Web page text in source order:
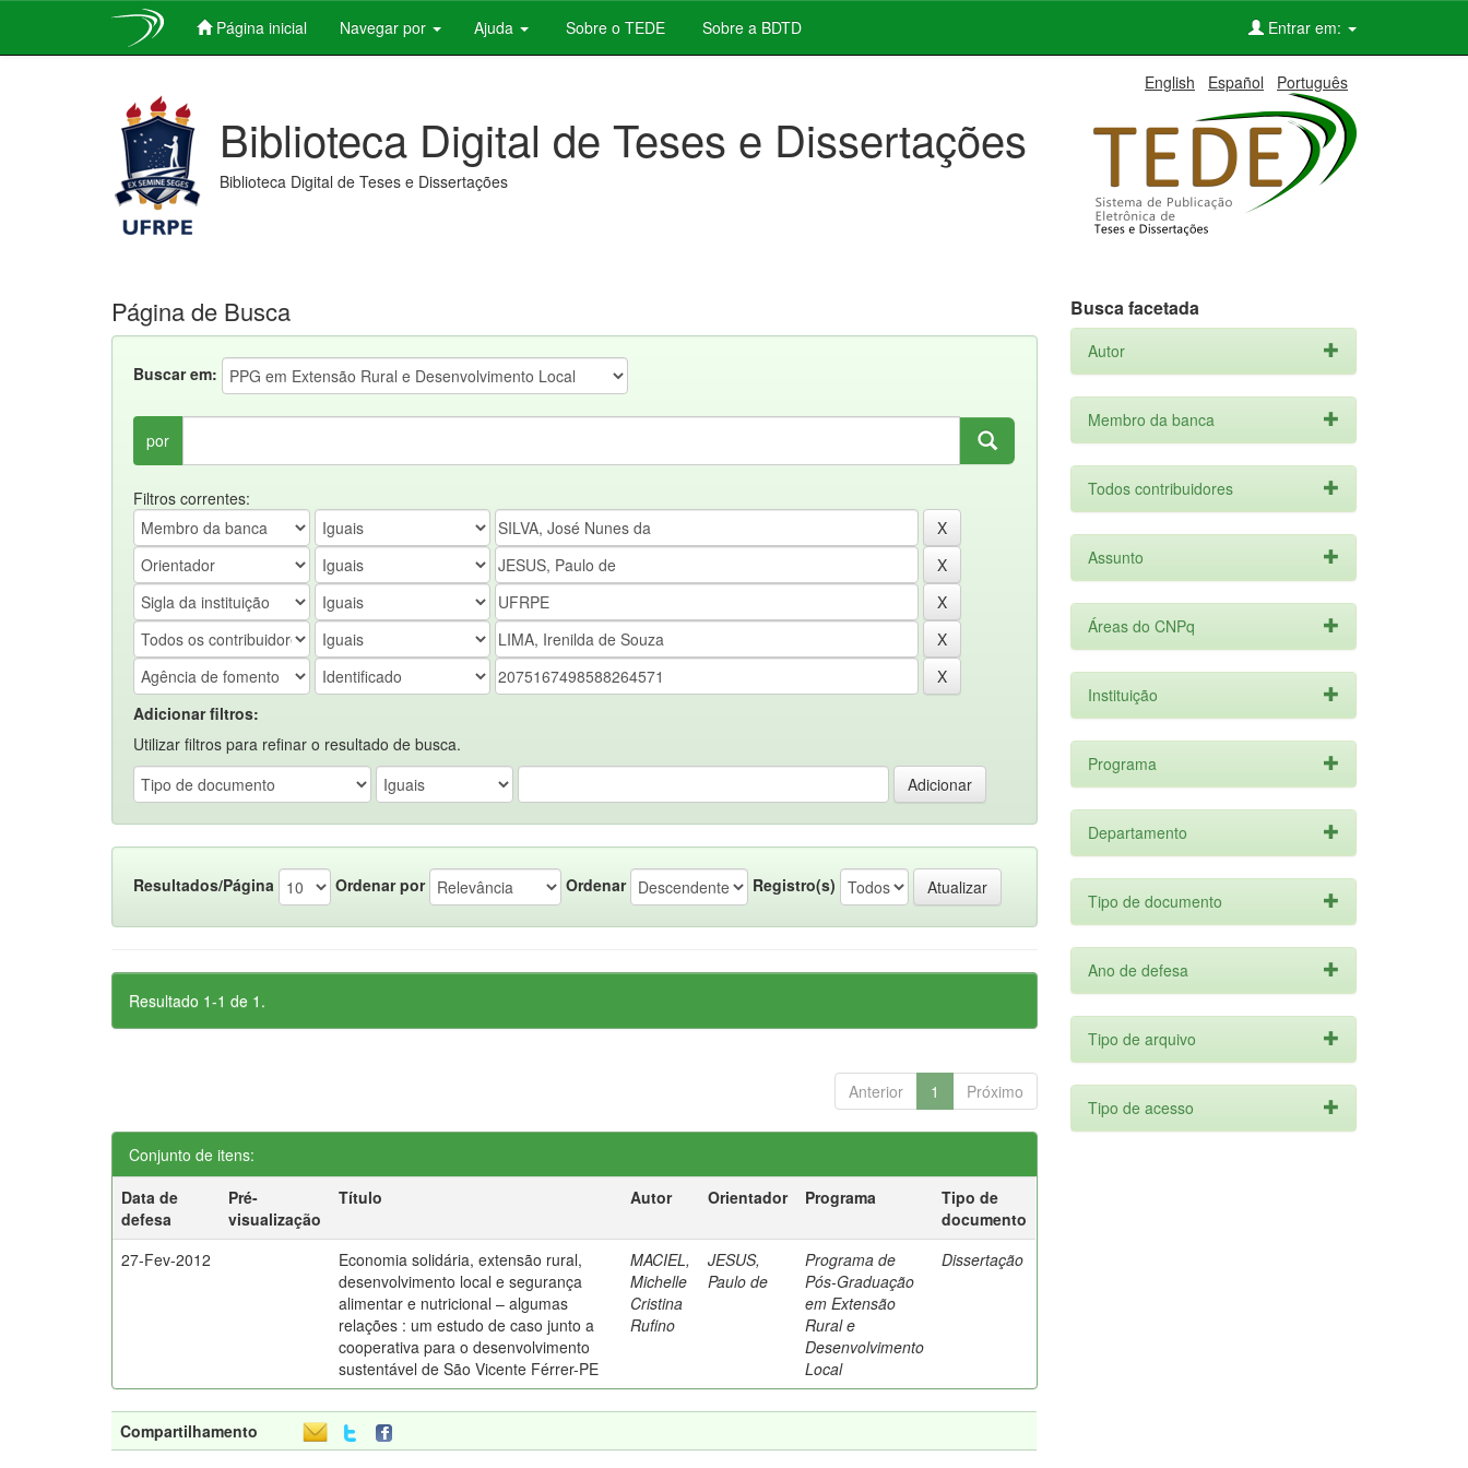
Página inicial Navegar por Ajuda Sobre o TEDE Sobre a BDTD Entrar em:
English Español Português
Biblioteca Digital de Teses e Dissertações
Biblioteca Digital de Teses e Dissertações
Página de Busca
Buscar em:
por
Filtros correntes:
Adicionar filtros:
Utilizar filtros para refinar o resultado de busca.
Resultados/Página Ordenar por Ordenar Registro(s)
Resultado 1-1 de 1.
Anterior 1 Próximo
Conjunto de itens:
Data de
defesa
Pré-
visualização
Título Autor Orientador Programa
Tipo de
documento
27-Fev-2012
Economia solidária, extensão rural,
desenvolvimento local e segurança
alimentar e nutricional – algumas
relações : um estudo de caso junto a
cooperativa para o desenvolvimento
sustentável de São Vicente Férrer-PE
MACIEL,
Michelle
Cristina
Rufino
JESUS,
Paulo de
Programa de
Pós-Graduação
em Extensão
Rural e
Desenvolvimento
Local
Dissertação
Compartilhamento
Busca facetada
Autor
Membro da banca
Todos contribuidores
Assunto
Áreas do CNPq
Instituição
Programa
Departamento
Tipo de documento
Ano de defesa
Tipo de arquivo
Tipo de acesso